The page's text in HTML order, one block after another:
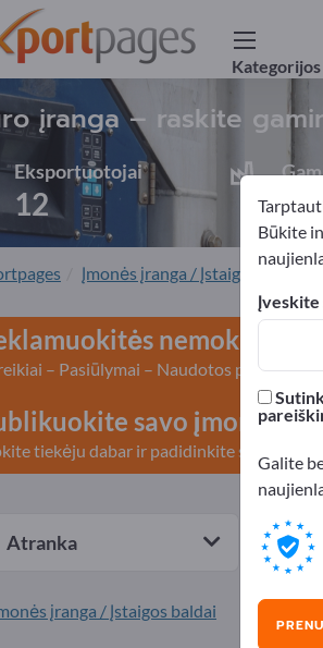
Kategorijos
įranga – raskite
Eksportuotojai
12 12
Įmonės įranga / Įstaigos baldai
nemokamai
– Pasiūlymai – Naudotos prekės –
savo įmonę ir
tiekėju dabar ir padidinkite savo
Atranka
įranga / Įstaigos baldai
Būkite
Įveskite
Galite